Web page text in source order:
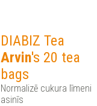
DIABIZ Tea
Arvin's 20 tea
bags
Normalizē cukura līmeni
asinīs